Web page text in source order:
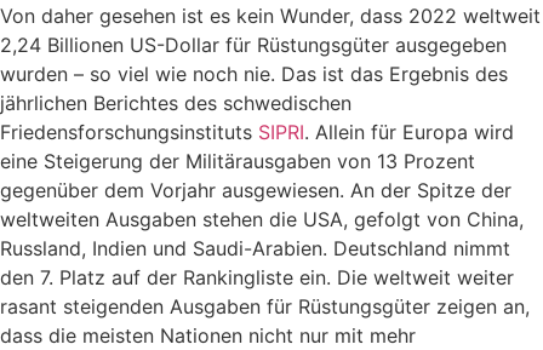
Von daher gesehen ist es kein Wunder, dass 2022 weltweit
2,24 Billionen US-Dollar für Rüstungsgüter ausgegeben
wurden – so viel wie noch nie. Das ist das Ergebnis des
jährlichen Berichtes des schwedischen
Friedensforschungsinstituts SIPRI. Allein für Europa wird
eine Steigerung der Militärausgaben von 13 Prozent
gegenüber dem Vorjahr ausgewiesen. An der Spitze der
weltweiten Ausgaben stehen die USA, gefolgt von China,
Russland, Indien und Saudi-Arabien. Deutschland nimmt
den 7. Platz auf der Rankingliste ein. Die weltweit weiter
rasant steigenden Ausgaben für Rüstungsgüter zeigen an,
dass die meisten Nationen nicht nur mit mehr